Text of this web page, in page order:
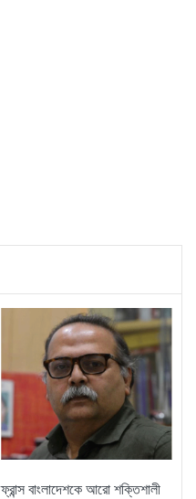
ফ্রান্স বাংলাদেশকে আরো শক্তিশালী